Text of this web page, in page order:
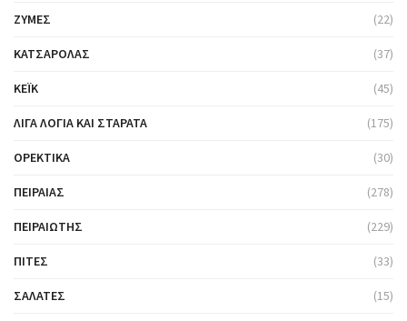
ΖΎΜΕΣ (22)
ΚΑΤΣΑΡΌΛΑΣ (37)
ΚΈΙΚ (45)
ΛΊΓΑ ΛΌΓΙΑ ΚΑΙ ΣΤΑΡΆΤΑ (175)
ΟΡΕΚΤΙΚΆ (30)
ΠΕΙΡΑΙΆΣ (278)
ΠΕΙΡΑΙΏΤΗΣ (229)
ΠΊΤΕΣ (33)
ΣΑΛΆΤΕΣ (15)